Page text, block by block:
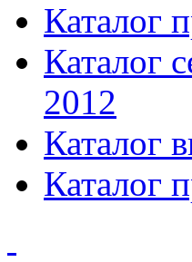
Каталог
Каталог
2012
Каталог
Каталог